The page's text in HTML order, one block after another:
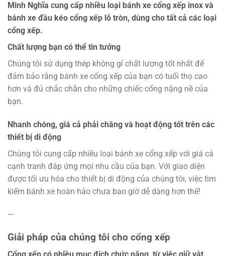
Minh Nghĩa cung cấp nhiều loại bánh xe cổng xếp inox và
bánh xe đầu kéo cổng xếp lỗ tròn, dùng cho tất cả các loại
cổng xếp.
Chất lượng bạn có thể tin tưởng
Chúng tôi sử dụng thép không gỉ chất lượng tốt nhất để
đảm bảo rằng bánh xe cổng xếp của bạn có tuổi thọ cao
hơn và đủ chắc chắn cho những chiếc cổng nặng nề của
bạn.
Nhanh chóng, giá cả phải chăng và hoạt động tốt trên các
thiết bị di động
Chúng tôi cung cấp nhiều loại bánh xe cổng xếp với giá cả
cạnh tranh đáp ứng mọi nhu cầu của bạn. Với giao diện
được tối ưu hóa cho thiết bị di động của chúng tôi, việc tìm
kiếm bánh xe hoàn hảo chưa bao giờ dễ dàng hơn thế!
—
Giải pháp của chúng tôi cho cổng xếp